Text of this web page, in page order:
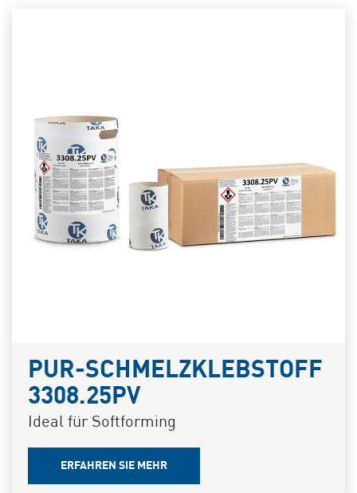
PUR-SCHMELZKLEBSTOFF
3308.25PV
Ideal für Softforming
ERFAHREN SIE MEHR